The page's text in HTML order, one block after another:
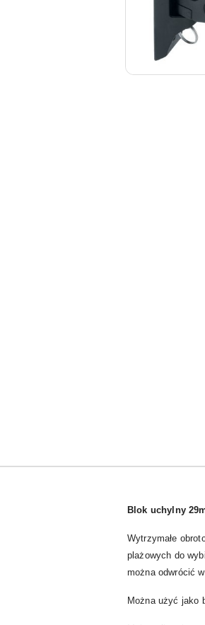
Blok uchylny
Wytrzymałe
plażowych do
można odwrócić
Można użyć jako